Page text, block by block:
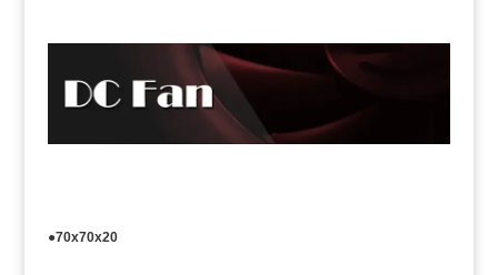
●70x70x20